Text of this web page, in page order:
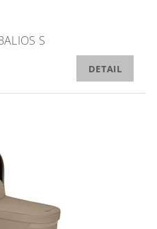
S
DETAIL